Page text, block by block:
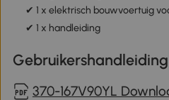
✔ 1 x elektrisch bouwvoertuig
✔ 1 x handleiding
Gebruikershandleiding
370-167V90YL